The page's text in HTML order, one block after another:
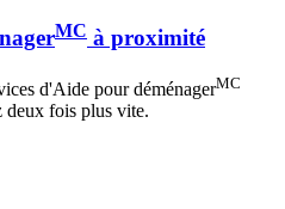
MC à proximité
d'Aide pour déménagerMC
deux fois plus vite.